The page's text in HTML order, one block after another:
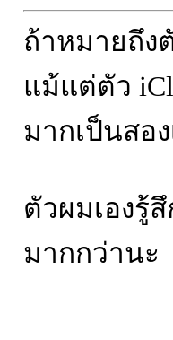
ถ้าหมายถึง
แม้แต่ตัว
มากเป็นสอ
ตัวผมเองรู้
มากกว่านะ